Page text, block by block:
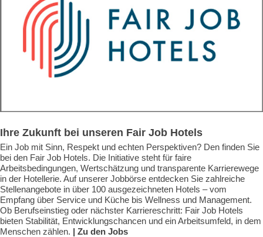
Ihre Zukunft bei unseren Fair Job Hotels
Ein Job mit Sinn, Respekt und echten Perspektiven? Den finden Sie
bei den Fair Job Hotels. Die Initiative steht für faire
Arbeitsbedingungen, Wertschätzung und transparente Karrierewege
in der Hotellerie. Auf unserer Jobbörse entdecken Sie zahlreiche
Stellenangebote in über 100 ausgezeichneten Hotels – vom
Empfang über Service und Küche bis Wellness und Management.
Ob Berufseinstieg oder nächster Karriereschritt: Fair Job Hotels
bieten Stabilität, Entwicklungschancen und ein Arbeitsumfeld, in dem
Menschen zählen. | Zu den Jobs